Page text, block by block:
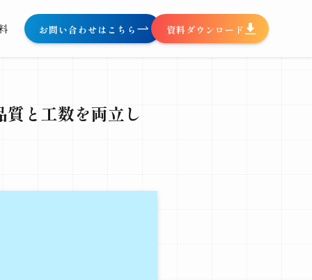
お問い合わせはこちら 資料ダウンロード
と工数を両立し